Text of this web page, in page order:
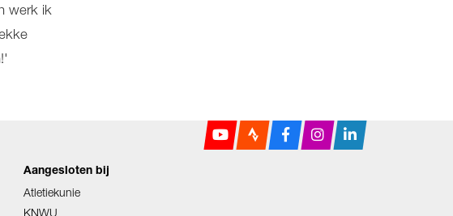
werk ik
Aangesloten bij
Atletiekunie
KNWU